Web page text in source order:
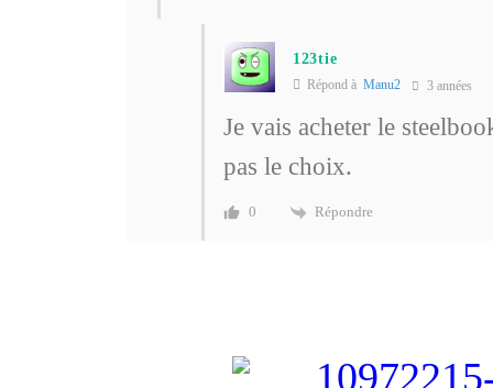
123tie
Répond à Manu2 3 années
Je vais acheter le
pas le choix.
0 Répondre